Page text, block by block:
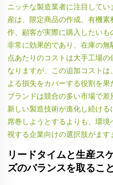
ニッチな製造業者に注目して
産は、限定商品の作成、有機素
作、顧客が実際に購入したい
非常に効果的であり、在庫の
点あたりのコストは大手工場の
なりますが、この追加コスト
よる損失をカバーする役割を
ブランドは競合の多い市場で差
新しい製造技術が進化し続け
席巻しようとするよりも、環
視する企業向けの選択肢がます
リードタイムと生産ス
ズのバランスを取ること